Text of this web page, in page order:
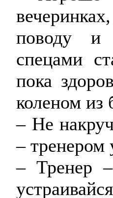
поводу и
спецами
пока
коленом из
– Не
– тренером
– Тренер